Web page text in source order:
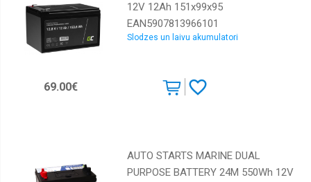
Motoreļļas
Laivu
eļļas
ķīmija
12V 12Ah 151x99x95
EAN5907813966101
Slodzes un laivu akumulatori
69.00€
AUTO STARTS MARINE DUAL
PURPOSE BATTERY 24M 550Wh 12V